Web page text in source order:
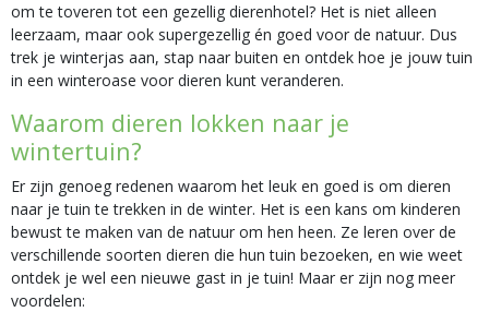
om te toveren tot een gezellig dierenhotel? Het is niet alleen
leerzaam, maar ook supergezellig én goed voor de natuur. Dus
trek je winterjas aan, stap naar buiten en ontdek hoe je jouw tuin
in een winteroase voor dieren kunt veranderen.
Waarom dieren lokken naar je
wintertuin?
Er zijn genoeg redenen waarom het leuk en goed is om dieren
naar je tuin te trekken in de winter. Het is een kans om kinderen
bewust te maken van de natuur om hen heen. Ze leren over de
verschillende soorten dieren die hun tuin bezoeken, en wie weet
ontdek je wel een nieuwe gast in je tuin! Maar er zijn nog meer
voordelen: